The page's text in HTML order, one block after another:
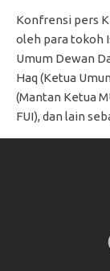
Konfrensi pers
oleh para tokoh
Umum Dewan
Haq (Ketua
(Mantan Ketua
FUI), dan lain